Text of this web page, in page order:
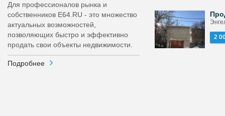
Для профессионалов рынка и
собственников E64.RU - это множество
актуальных возможностей,
позволяющих быстро и эффективно
продать свои объекты недвижимости.
Подробнее
2